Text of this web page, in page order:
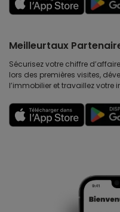
Meilleurtaux
Sécurisez votre chiffre
lors des premières visites,
l’immobilier et travaillez votre